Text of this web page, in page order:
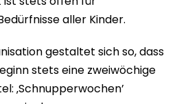
aller Kinder.
gestaltet sich so, dass
stets eine zweiwöchige
‚Schnupperwochen’